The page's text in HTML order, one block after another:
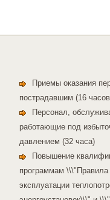
Приемы оказания
пострадавшим (16
Персонал,
работающие под
давлением (32 часа)
Повышение
программам \\\"Правила
эксплуатации